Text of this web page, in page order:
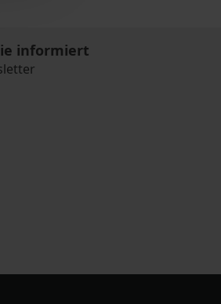
informiert